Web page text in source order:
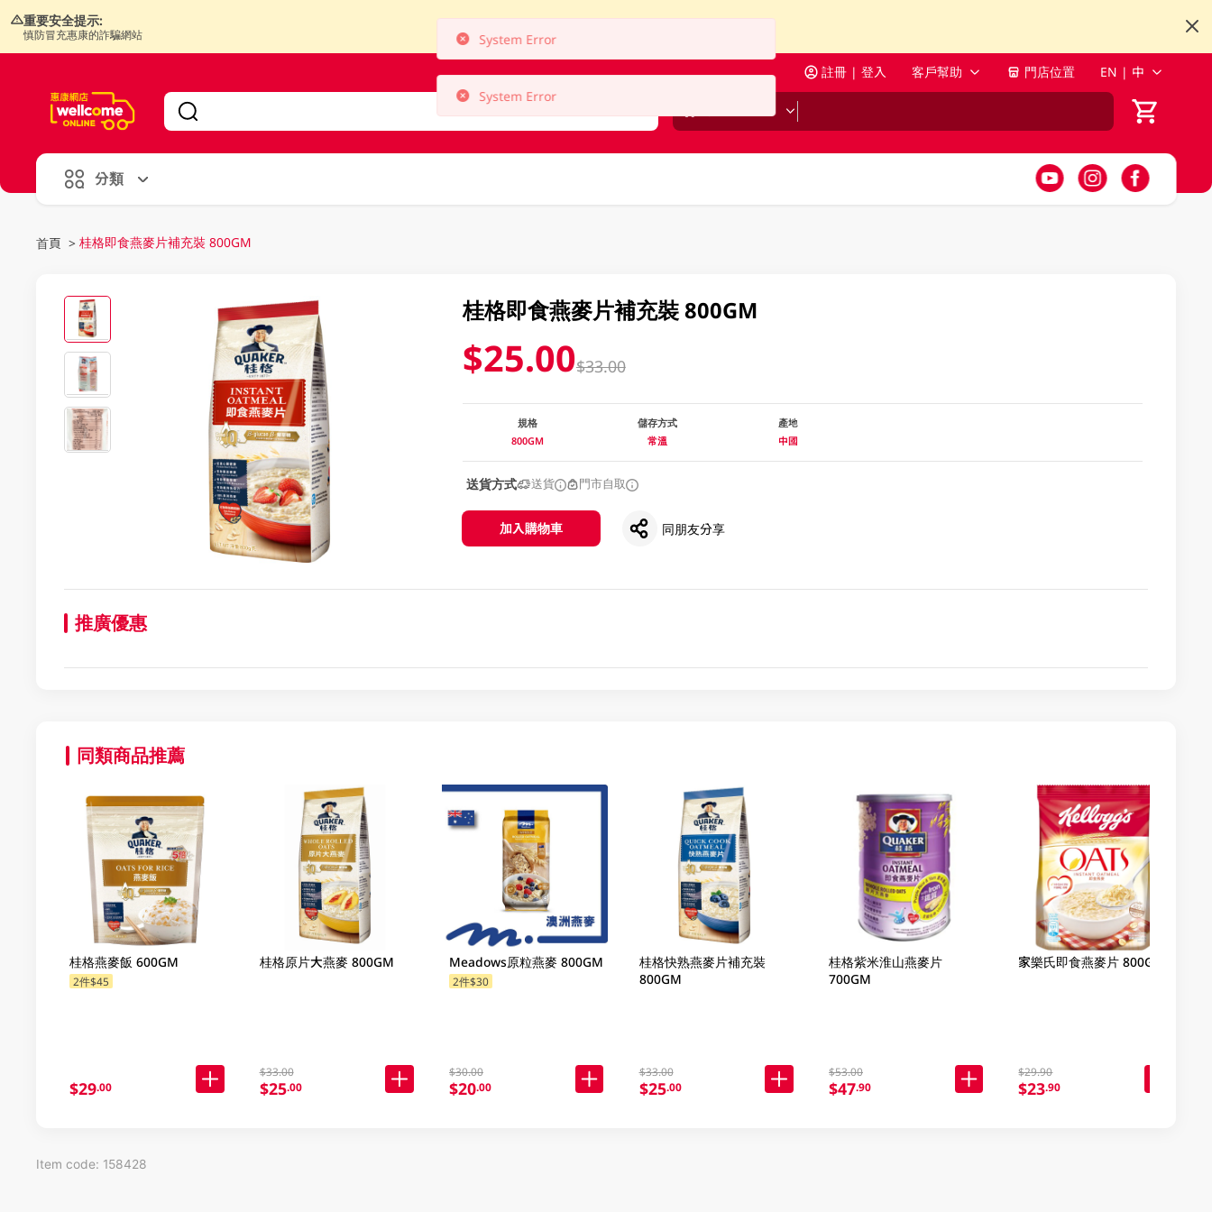
重要安全提示:
慎防冒充惠康的詐騙網站
註冊 | 登入 客戶幫助 門店位置 EN | 中
分類
首頁 > 桂格即食燕麥片補充裝 800GM
桂格即食燕麥片補充裝 800GM
$25.00$33.00
規格
800GM
儲存方式
常溫
產地
中國
送貨方式 送貨 門市自取
加入購物車 同朋友分享
推廣優惠
同類商品推薦
桂格燕麥飯 600GM
2件$45
$29.00
桂格原片大燕麥 800GM
$33.00
$25.00
Meadows原粒燕麥 800GM
2件$30
$30.00
$20.00
桂格快熟燕麥片補充裝
800GM
$33.00
$25.00
桂格紫米淮山燕麥片
700GM
$53.00
$47.90
家樂氏即食燕麥片 800GM
$29.90
$23.90
Item code: 158428
System Error